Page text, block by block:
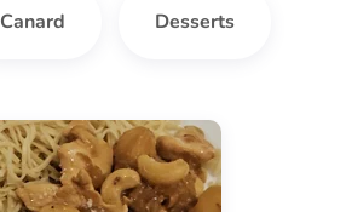
Canard Desserts